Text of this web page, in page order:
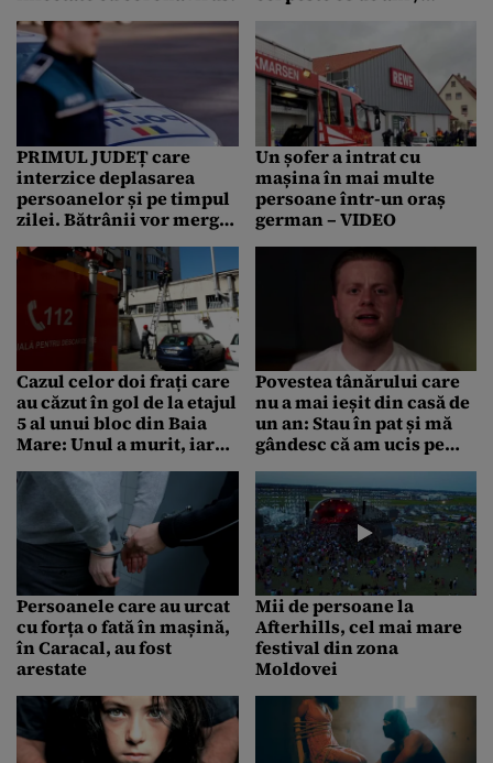
care nu respectă
izolarea/carantina /
Spații de carantinare
pentru șoferii de TIR / Se
îngheață prețurile la
energie și carburanți
PRIMUL JUDEȚ care
interzice deplasarea
persoanelor și pe timpul
zilei. Bătrânii vor merge
anumite ore
Un șofer a intrat cu
mașina în mai multe
persoane într-un oraș
german – VIDEO
Cazul celor doi frați care
au căzut în gol de la etajul
5 al unui bloc din Baia
Mare: Unul a murit, iar
Ce spun vecinii
Povestea tânărului care
nu a mai ieșit din casă de
un an: Stau în pat și mă
gândesc că am ucis pe
Persoanele care au urcat
cu forța o fată în mașină,
în Caracal, au fost
arestate
Mii de persoane la
Afterhills, cel mai mare
festival din zona
Moldovei